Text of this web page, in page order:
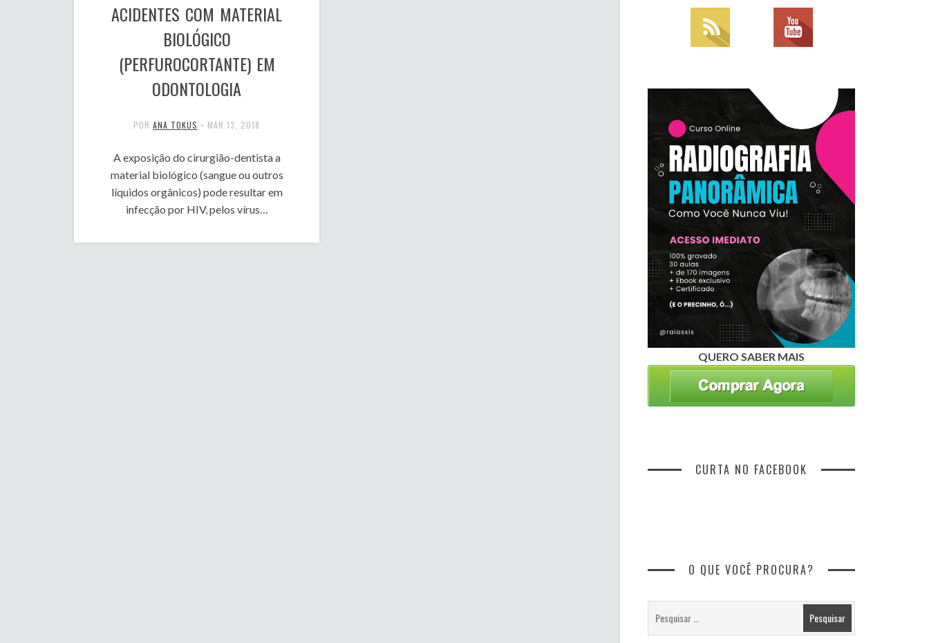
ACIDENTES COM MATERIAL
BIOLÓGICO
(PERFUROCORTANTE) EM
ODONTOLOGIA
POR ANA TOKUS • MAR 13, 2018
A exposição do cirurgião-dentista a
material biológico (sangue ou outros
líquidos orgânicos) pode resultar em
infecção por HIV, pelos vírus…
QUERO SABER MAIS
CURTA NO FACEBOOK
O QUE VOCÊ PROCURA?